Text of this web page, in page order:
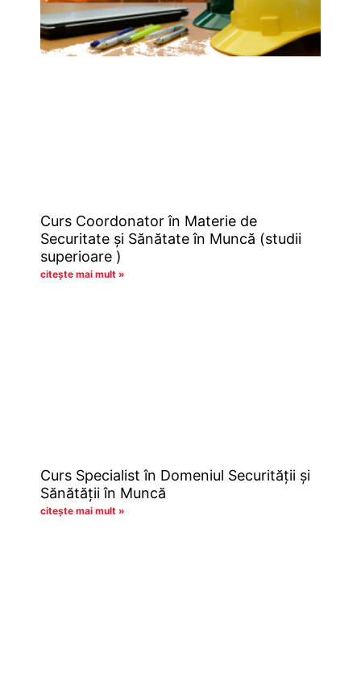
Curs Coordonator în Materie de
Securitate și Sănătate în Muncă (studii
superioare )
citește mai mult »
Curs Specialist în Domeniul Securităţii şi
Sănătăţii în Muncă
citește mai mult »